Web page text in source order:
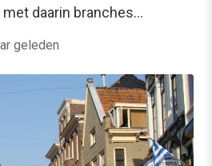
daarin branches…
geleden